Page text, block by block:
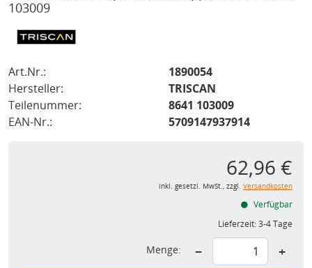
103009
Art.Nr.:
1890054
Hersteller:
TRISCAN
Teilenummer:
8641 103009
EAN-Nr.:
5709147937914
62,96 €
inkl. gesetzl. MwSt., zzgl. Versandkosten
Verfügbar
Lieferzeit:3-4 Tage
Menge: − +